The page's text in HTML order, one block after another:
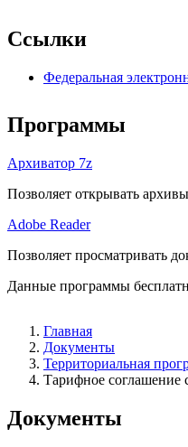
Ссылки
Федеральная
Программы
Архиватор 7z
Позволяет открывать
Adobe Reader
Позволяет просматривать
Данные программы
Главная
Документы
Территориальная
Тарифное
Документы